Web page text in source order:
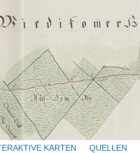
KARTEN QUELLEN